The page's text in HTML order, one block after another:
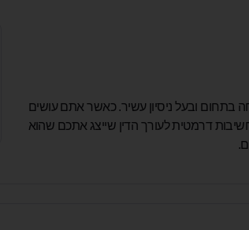
בתחום ובעל ניסיון עשיר. כאשר אתם עושים
דרמטית לעורך הדין שייצג אתכם שהוא